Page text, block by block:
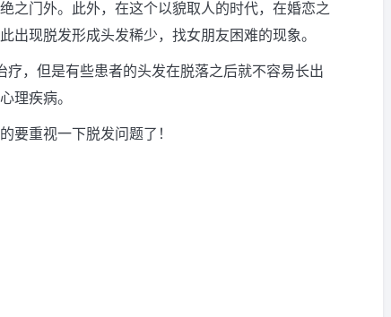
之门外。此外，在这个以貌取人的时代，在婚恋之
出现脱发形成头发稀少，找女朋友困难的现象。
，但是有些患者的头发在脱落之后就不容易长出
理疾病。
要重视一下脱发问题了！